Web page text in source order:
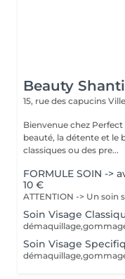
Beauty
15, rue des capucins
Bienvenue chez
beauté, la détente et le bien-être ! Que tu
classiques ou des pre...
FORMULE SOIN ->
10 €
Soin Visage
Soin Visage